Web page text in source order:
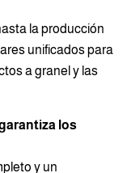
la producción
unificados para
a granel y las
los
y un